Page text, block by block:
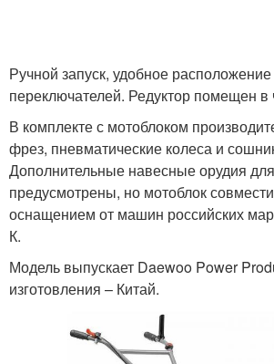
Ручной запуск, удобное
переключателей. Редуктор помещен в
В комплекте с мотоблоком
фрез, пневматические колеса и
Дополнительные навесные орудия
предусмотрены, но мотоблок
оснащением от машин российских
К.
Модель выпускает Daewoo Power
изготовления – Китай.